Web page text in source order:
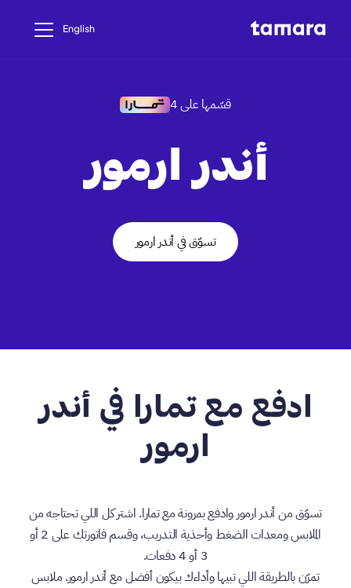
English
قسّمها على 4
أندر ارمور
تسوّق في أندر ارمور
ادفع مع تمارا في أندر
ارمور
تسوّق من أندر ارمور وادفع بمرونة مع تمارا. اشتر كل اللي تحتاجه من
الملابس ومعدات الضغط وأحذية التدريب، وقسم فاتورتك على 2 أو
3 أو 4 دفعات.
تمرّن بالطريقة اللي تبيها وأداءك بيكون أفضل مع أندر ارمور. ملابس